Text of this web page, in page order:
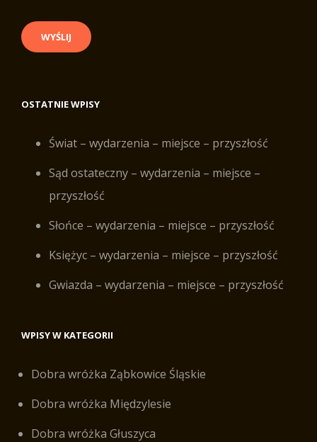
OSTATNIE WPISY
Świat – wydarzenia – miejsce – przyszłość
Sąd ostateczny – wydarzenia – miejsce –
przyszłość
Słońce – wydarzenia – miejsce – przyszłość
Księżyc – wydarzenia – miejsce – przyszłość
Gwiazda – wydarzenia – miejsce – przyszłość
WPISY W KATEGORII
Dobra wróżka Ząbkowice Śląskie
Dobra wróżka Międzylesie
Dobra wróżka Głuszyca